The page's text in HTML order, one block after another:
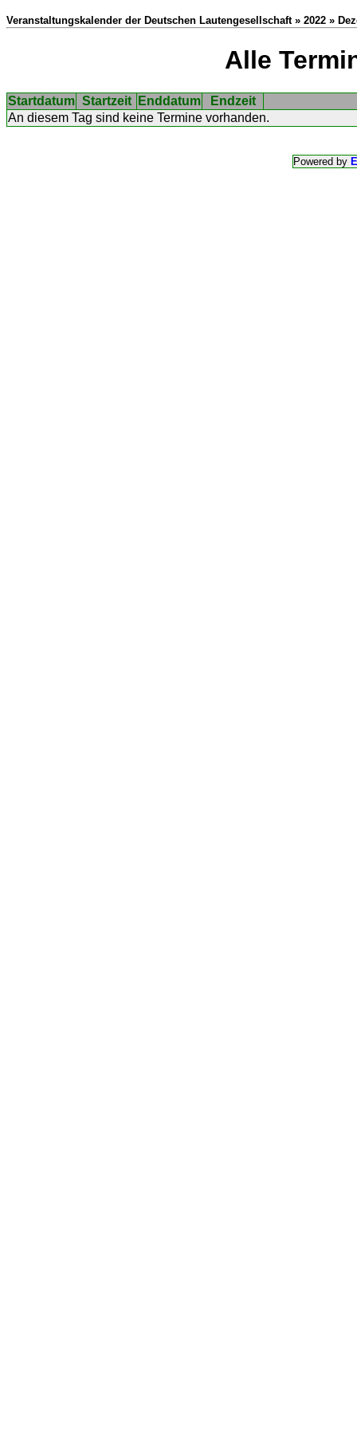
Veranstaltungskalender der Deutschen Lautengesellschaft » 2022 »
Alle
Startdatum Startzeit Enddatum
Endzeit
An diesem Tag sind keine Termine vorhanden.
Powered by